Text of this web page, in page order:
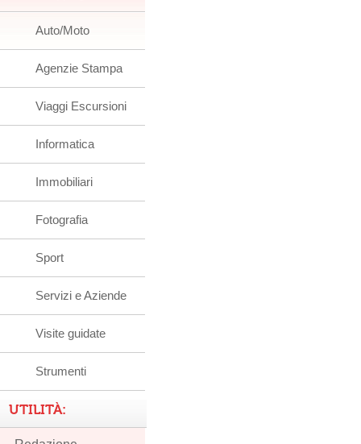
Auto/Moto
Agenzie Stampa
Viaggi Escursioni
Informatica
Immobiliari
Fotografia
Sport
Servizi e Aziende
Visite guidate
Strumenti
UTILITÀ: